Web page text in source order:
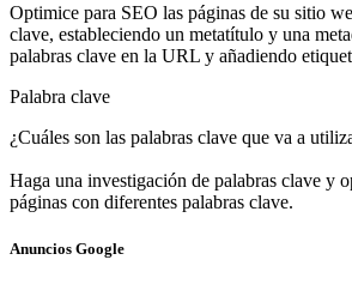
Optimice para SEO las páginas de su sitio
clave, estableciendo un metatítulo y una
palabras clave en la URL y añadiendo
Palabra clave
¿Cuáles son las palabras clave que va a
Haga una investigación de palabras clave y
páginas con diferentes palabras clave.
Anuncios Google